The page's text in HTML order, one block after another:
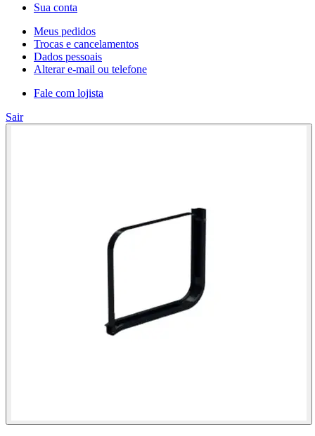
Sua conta
Meus pedidos
Trocas e cancelamentos
Dados pessoais
Alterar e-mail ou telefone
Fale com lojista
Sair